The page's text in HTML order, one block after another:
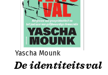
Yascha Mounk
De identiteitsval